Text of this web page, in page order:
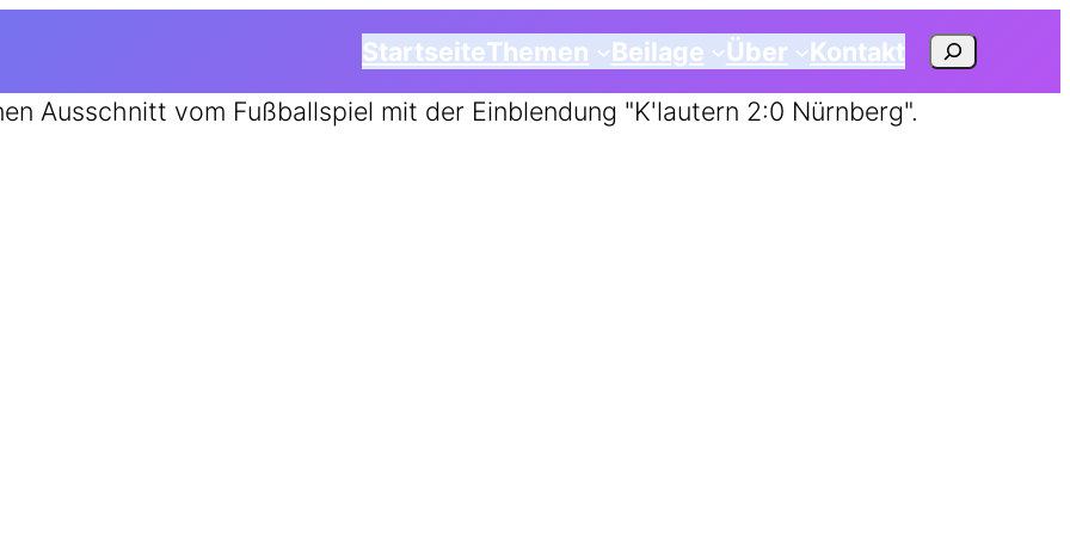
StartseiteThemen Beilage Über Kontakt Suchen